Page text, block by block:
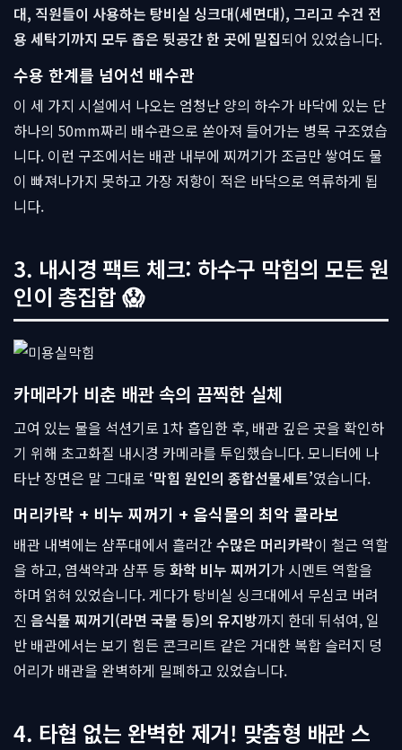
대, 직원들이 사용하는 탕비실 싱크대(세면대), 그리고 수건 전
용 세탁기까지 모두 좁은 뒷공간 한 곳에 밀집되어 있었습니다.
수용 한계를 넘어선 배수관
이 세 가지 시설에서 나오는 엄청난 양의 하수가 바닥에 있는 단
하나의 50mm짜리 배수관으로 쏟아져 들어가는 병목 구조였습
니다. 이런 구조에서는 배관 내부에 찌꺼기가 조금만 쌓여도 물
이 빠져나가지 못하고 가장 저항이 적은 바닥으로 역류하게 됩
니다.
3. 내시경 팩트 체크: 하수구 막힘의 모든 원
인이 총집합 😱
카메라가 비춘 배관 속의 끔찍한 실체
고여 있는 물을 석션기로 1차 흡입한 후, 배관 깊은 곳을 확인하
기 위해 초고화질 내시경 카메라를 투입했습니다. 모니터에 나
타난 장면은 말 그대로 ‘막힘 원인의 종합선물세트’였습니다.
머리카락 + 비누 찌꺼기 + 음식물의 최악 콜라보
배관 내벽에는 샴푸대에서 흘러간수많은 머리카락이 철근 역할
을 하고, 염색약과 샴푸 등 화학 비누 찌꺼기가 시멘트 역할을
하며 얽혀 있었습니다. 게다가 탕비실 싱크대에서 무심코 버려
진 음식물 찌꺼기(라면 국물 등)의 유지방까지 한데 뒤섞여, 일
반 배관에서는 보기 힘든 콘크리트 같은 거대한 복합 슬러지 덩
어리가 배관을 완벽하게 밀폐하고 있었습니다.
4. 타협 없는 완벽한 제거! 맞춤형 배관 스